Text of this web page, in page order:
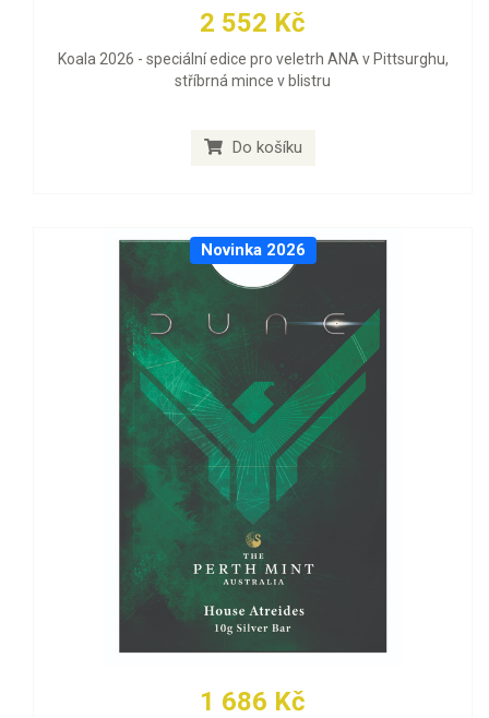
2 552 Kč
Koala 2026 - speciální edice pro veletrh ANA v Pittsurghu,
stříbrná mince v blistru
Do košíku
Novinka 2026
1 686 Kč